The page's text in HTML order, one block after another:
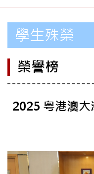
學生殊榮
榮譽榜
2025 粵港澳